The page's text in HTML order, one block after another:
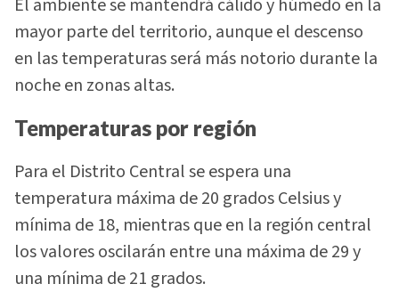
El ambiente se mantendrá cálido y húmedo en la
mayor parte del territorio, aunque el descenso
en las temperaturas será más notorio durante la
noche en zonas altas.
Temperaturas por región
Para el Distrito Central se espera una
temperatura máxima de 20 grados Celsius y
mínima de 18, mientras que en la región central
los valores oscilarán entre una máxima de 29 y
una mínima de 21 grados.